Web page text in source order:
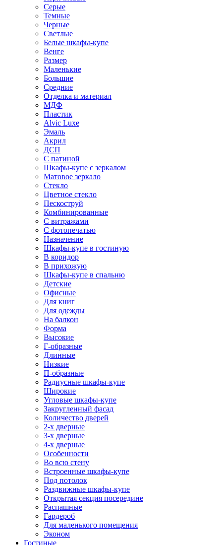
Серые
Темные
Черные
Светлые
Белые шкафы-купе
Венге
Размер
Маленькие
Большие
Средние
Отделка и материал
МДФ
Пластик
Alvic Luxe
Эмаль
Акрил
ДСП
С патиной
Шкафы-купе с зеркалом
Матовое зеркало
Стекло
Цветное стекло
Пескоструй
Комбинированные
С витражами
С фотопечатью
Назначение
Шкафы-купе в гостиную
В коридор
В прихожую
Шкафы-купе в спальню
Детские
Офисные
Для книг
Для одежды
На балкон
Форма
Высокие
Г-образные
Длинные
Низкие
П-образные
Радиусные шкафы-купе
Широкие
Угловые шкафы-купе
Закругленный фасад
Количество дверей
2-х дверные
3-х дверные
4-х дверные
Особенности
Во всю стену
Встроенные шкафы-купе
Под потолок
Раздвижные шкафы-купе
Открытая секция посередине
Распашные
Гардероб
Для маленького помещения
Эконом
Гостиные